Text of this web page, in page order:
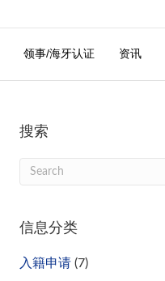
领事/海牙认证 资讯
搜索
信息分类
入籍申请(7)